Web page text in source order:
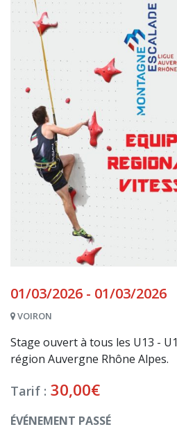
01/03/2026 - 01/03/2026
VOIRON
Stage ouvert à tous les U13 -
région Auvergne Rhône Alpes.
Tarif : 30,00€
ÉVÉNEMENT PASSÉ